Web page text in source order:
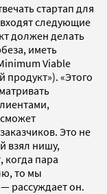
стартап для
следующие
должен делать
иметь
Viable
«Этого
Это не
взял нишу,
когда пара
то мы
рассуждает он.